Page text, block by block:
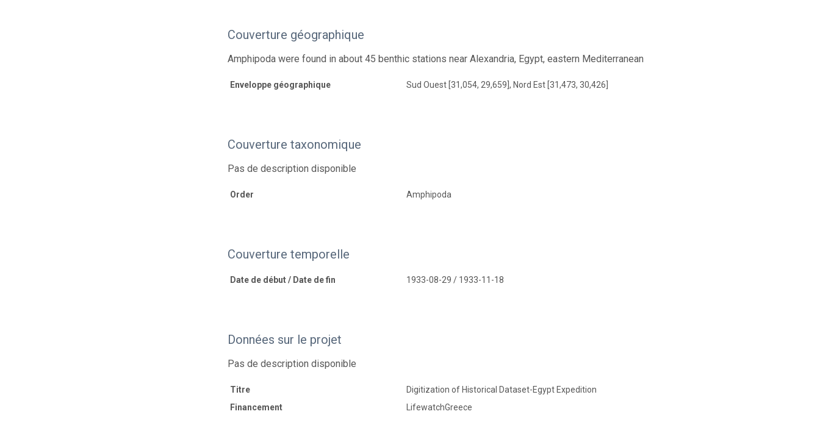
Couverture géographique
Amphipoda were found in about 45 benthic stations near Alexandria, Egypt, eastern Mediterranean
Enveloppe géographique Sud Ouest [31,054, 29,659], Nord Est [31,473, 30,426]
Couverture taxonomique
Pas de description disponible
Order Amphipoda
Couverture temporelle
Date de début / Date de fin 1933-08-29 / 1933-11-18
Données sur le projet
Pas de description disponible
Titre
Digitization of Historical Dataset-Egypt Expedition
Financement
LifewatchGreece